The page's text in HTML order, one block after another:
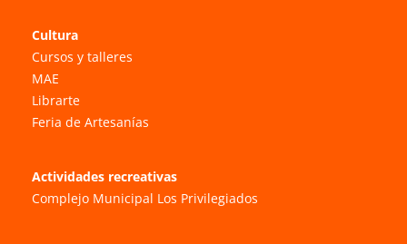
Cultura
Cursos y talleres
MAE
Librarte
Feria de Artesanías
Actividades recreativas
Complejo Municipal Los Privilegiados